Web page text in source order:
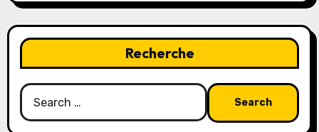
Recherche
Search
for: